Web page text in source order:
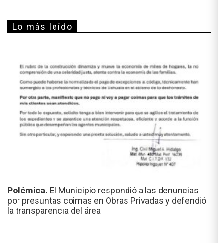
Lo más leído
Polémica. El Municipio respondió a las denuncias
por presuntas coimas en Obras Privadas y defendió
la transparencia del área